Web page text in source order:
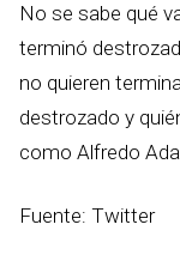
No se sabe qué
terminó
no quieren
destrozado y
como Alfredo
Fuente: Twitter